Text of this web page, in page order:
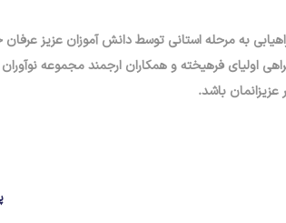
اولیای فرهیخته و همکاران ارجمند مجموعه
باشد.